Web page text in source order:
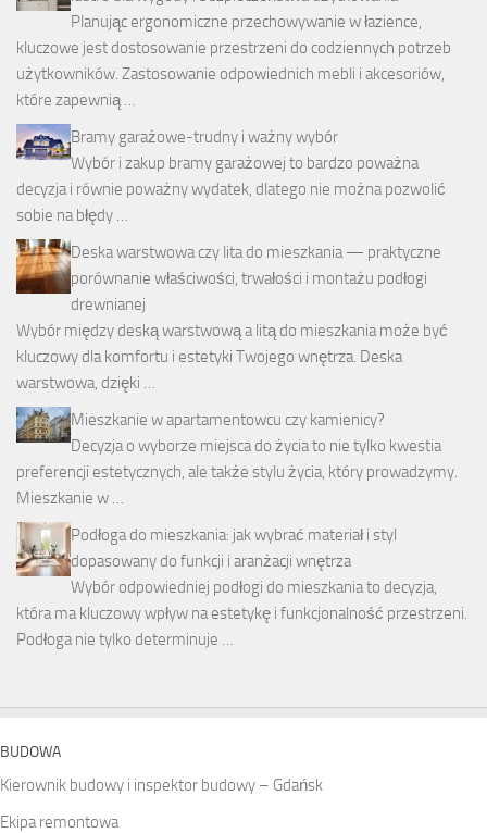
Planując ergonomiczne przechowywanie w łazience,
kluczowe jest dostosowanie przestrzeni do codziennych potrzeb
użytkowników. Zastosowanie odpowiednich mebli i akcesoriów,
które zapewnią …
Bramy garażowe-trudny i ważny wybór
Wybór i zakup bramy garażowej to bardzo poważna
decyzja i równie poważny wydatek, dlatego nie można pozwolić
sobie na błędy …
Deska warstwowa czy lita do mieszkania — praktyczne
porównanie właściwości, trwałości i montażu podłogi
drewnianej
Wybór między deską warstwową a litą do mieszkania może być
kluczowy dla komfortu i estetyki Twojego wnętrza. Deska
warstwowa, dzięki …
Mieszkanie w apartamentowcu czy kamienicy?
Decyzja o wyborze miejsca do życia to nie tylko kwestia
preferencji estetycznych, ale także stylu życia, który prowadzymy.
Mieszkanie w …
Podłoga do mieszkania: jak wybrać materiał i styl
dopasowany do funkcji i aranżacji wnętrza
Wybór odpowiedniej podłogi do mieszkania to decyzja,
która ma kluczowy wpływ na estetykę i funkcjonalność przestrzeni.
Podłoga nie tylko determinuje …
BUDOWA
Kierownik budowy i inspektor budowy – Gdańsk
Ekipa remontowa